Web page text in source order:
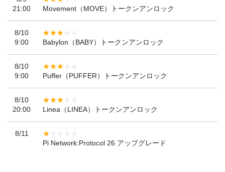
21:00
Movement（MOVE）トークンアンロック
8/10
9:00
Babylon（BABY）トークンアンロック
8/10
9:00
Puffer（PUFFER）トークンアンロック
8/10
20:00
Linea（LINEA）トークンアンロック
8/11
Pi Network:Protocol 26 アップグレード